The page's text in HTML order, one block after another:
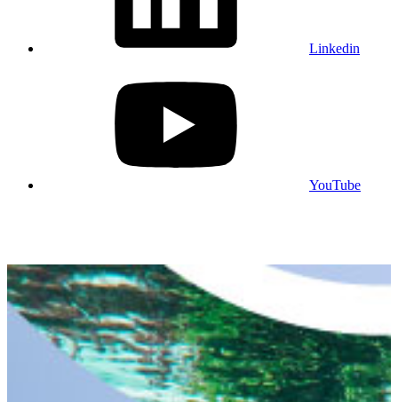
Linkedin
YouTube
Aflați mai multe din buletinele noastre
informative